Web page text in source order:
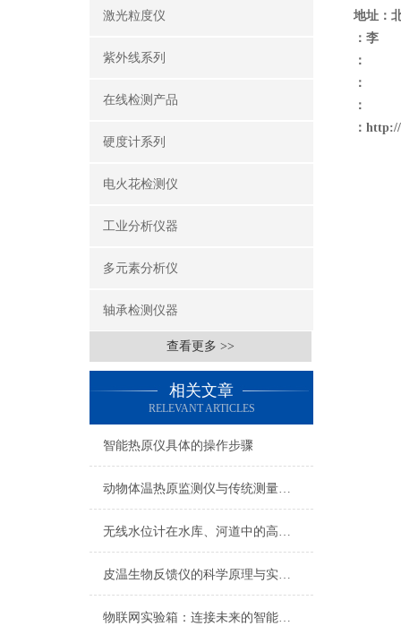
激光粒度仪
紫外线系列
在线检测产品
硬度计系列
电火花检测仪
工业分析仪器
多元素分析仪
轴承检测仪器
查看更多 >>
相关文章
RELEVANT ARTICLES
智能热原仪具体的操作步骤
动物体温热原监测仪与传统测量方法的对比优势
无线水位计在水库、河道中的高效应用
皮温生物反馈仪的科学原理与实际应用
物联网实验箱：连接未来的智能世界
地址：
：李
：
：
：
： http://